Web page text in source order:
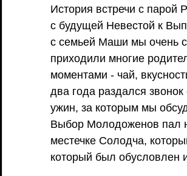
История встречи с парой
с будущей Невестой к
с семьей Маши мы очень
приходили многие
моментами - чай,
два года раздался
ужин, за которым мы
Выбор Молодоженов пал
местечке Солодча,
который был обусловлен